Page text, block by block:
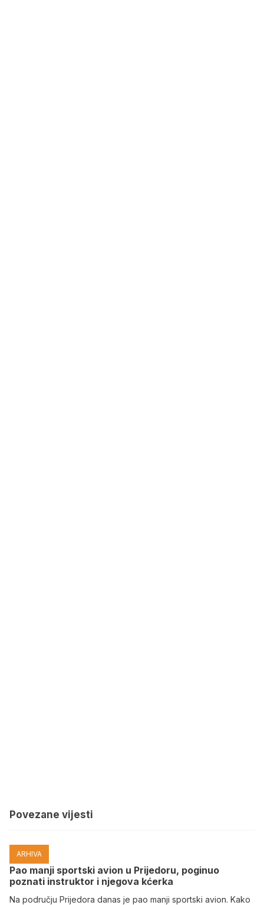
Povezane vijesti
ARHIVA
Pao manji sportski avion u Prijedoru, poginuo
poznati instruktor i njegova kćerka
Na području Prijedora danas je pao manji sportski avion. Kako